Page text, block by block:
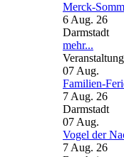
Merck-
6 Aug. 26
Darmstadt
mehr...
07 Aug.
Familien-
7 Aug. 26
Darmstadt
07 Aug.
Vogel der
7 Aug. 26